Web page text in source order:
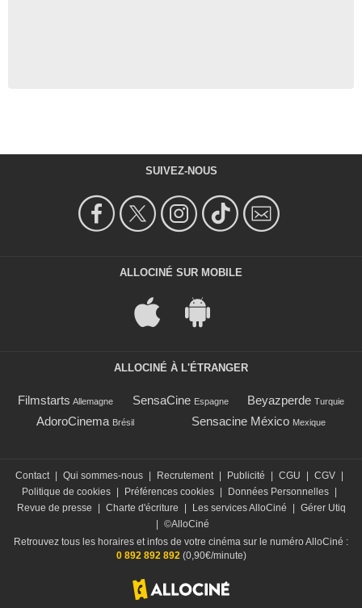
SUIVEZ-NOUS
ALLOCINÉ SUR MOBILE
ALLOCINÉ À L'ÉTRANGER
Filmstarts Allemagne SensaCine Espagne Beyazperde Turquie
AdoroCinema Brésil Sensacine México Mexique
Contact | Qui sommes-nous | Recrutement | Publicité | CGU | CGV |
Politique de cookies | Préférences cookies | Données Personnelles |
Revue de presse
| Charte d'écriture | Les services AlloCiné | Gérer Utiq
| ©AlloCiné
Retrouvez tous les horaires et infos de votre cinéma sur le numéro AlloCiné :
0 892 892 892 (0,90€/minute)